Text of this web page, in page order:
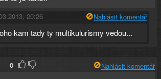
20:26 Nahlásit komentář
kam tady ty multikulurismy vedou...
0 Nahlásit komentář